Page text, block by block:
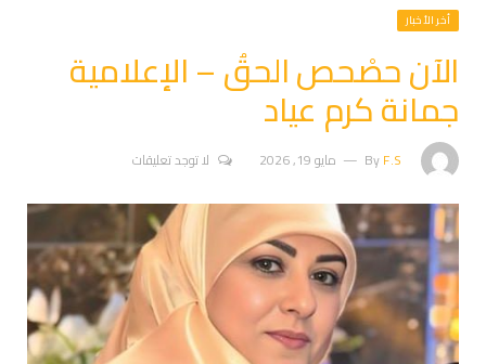
أخر الأخبار
‏الآن حصْحص الحقُ – الإعلامية
جمانة كرم عياد
ByF.S مايو 19, 2026 لا توجد تعليقات